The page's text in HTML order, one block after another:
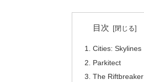
目次
Cities: Skylines
Parkitect
The Riftbreaker